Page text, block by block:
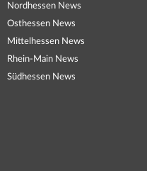
Nordhessen News
Osthessen News
Mittelhessen News
Rhein-Main News
Südhessen News